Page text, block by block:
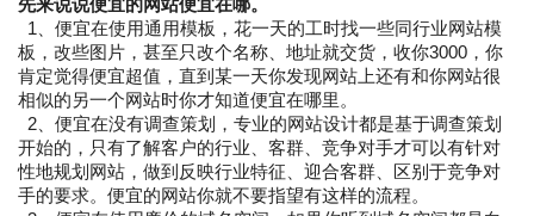
先来说说便宜的网站便宜在哪。
1、便宜在使用通用模板，花一天的工时找一些同行业网站模
板，改些图片，甚至只改个名称、地址就交货，收你3000，你
肯定觉得便宜超值，直到某一天你发现网站上还有和你网站很
相似的另一个网站时你才知道便宜在哪里。
2、便宜在没有调查策划，专业的网站设计都是基于调查策划
开始的，只有了解客户的行业、客群、竞争对手才可以有针对
性地规划网站，做到反映行业特征、迎合客群、区别于竞争对
手的要求。便宜的网站你就不要指望有这样的流程。